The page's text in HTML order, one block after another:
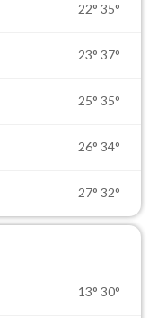
22° 35°
23° 37°
25° 35°
26° 34°
27° 32°
13° 30°